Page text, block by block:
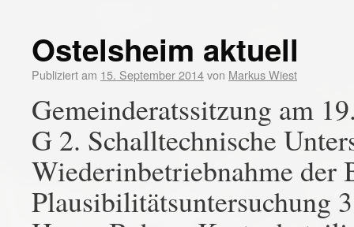
Ostelsheim aktuell
Publiziert am 15. September 2014von Markus Wiest
Gemeinderatssitzung am
G 2. Schalltechnische
Wiederinbetriebnahme der
Plausibilitätsuntersuchung